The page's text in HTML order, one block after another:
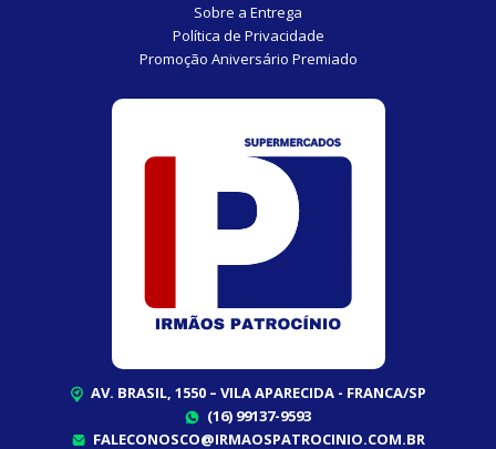
Sobre a Entrega
Política de Privacidade
Promoção Aniversário Premiado
AV. BRASIL, 1550 – VILA APARECIDA - FRANCA/SP
(16) 99137-9593
FALECONOSCO@IRMAOSPATROCINIO.COM.BR